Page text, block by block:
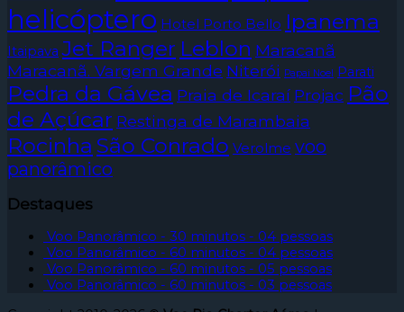
helicóptero Hotel Porto Bello Ipanema
Itaipava Jet Ranger Leblon Maracanã
Maracanã. Vargem Grande Niterói Papai Noel Parati
Pedra da Gávea Praia de Icaraí Projac Pão
de Açúcar Restinga de Marambaia
Rocinha São Conrado Verolme voo
panorâmico
Destaques
Voo Panorâmico - 30 minutos - 04 pessoas
Voo Panorâmico - 60 minutos - 04 pessoas
Voo Panorâmico - 60 minutos - 05 pessoas
Voo Panorâmico - 60 minutos - 03 pessoas